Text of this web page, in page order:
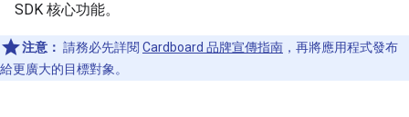
SDK 核心功能。
注意： 請務必先詳閱 Cardboard 品牌宣傳指南 ，再將應用程式發布
給更廣大的目標對象。